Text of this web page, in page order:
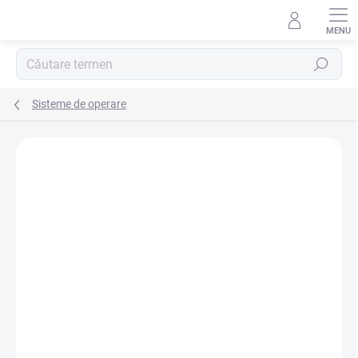
Căutare
Sisteme de operare